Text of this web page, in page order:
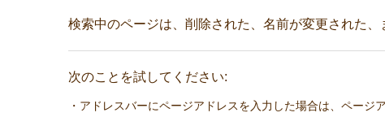
検索中のページは、削除された、名前が変更された、
次のことを試してください:
・アドレスバーにページアドレスを入力した場合は、ページ